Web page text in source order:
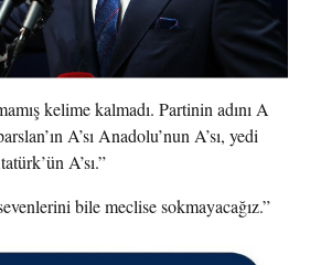
kelime kalmadı. Partinin adını A
A’sı Anadolu’nun A’sı, yedi
A’sı.”
bile meclise sokmayacağız.”